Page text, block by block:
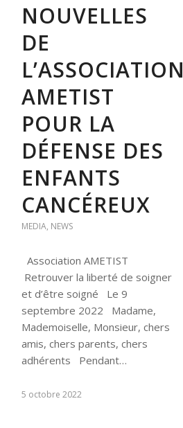
NOUVELLES
DE
L’ASSOCIATION
AMETIST
POUR LA
DÉFENSE DES
ENFANTS
CANCÉREUX
MEDIA, NEWS
Association AMETIST
Retrouver la liberté de soigner
et d’être soigné Le 9
septembre 2022 Madame,
Mademoiselle, Monsieur, chers
amis, chers parents, chers
adhérents Pendant…
5 octobre 2022